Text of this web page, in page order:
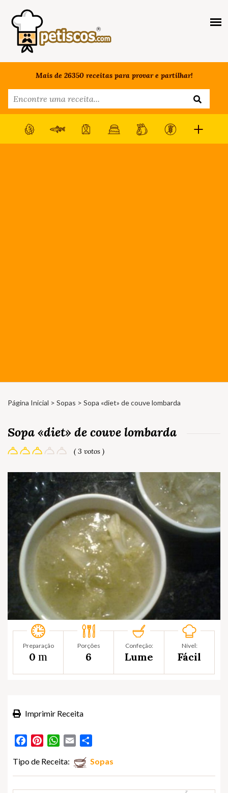
Mais de 26350 receitas para provar e partilhar!
Página Inicial > Sopas > Sopa «diet» de couve lombarda
Sopa «diet» de couve lombarda
( 3 votos )
Preparação
0 m
Porções
6
Confeção:
Lume
Nível:
Fácil
Imprimir Receita
FacebookPinterestWhatsApp
Email
Tipo de Receita: Sopas